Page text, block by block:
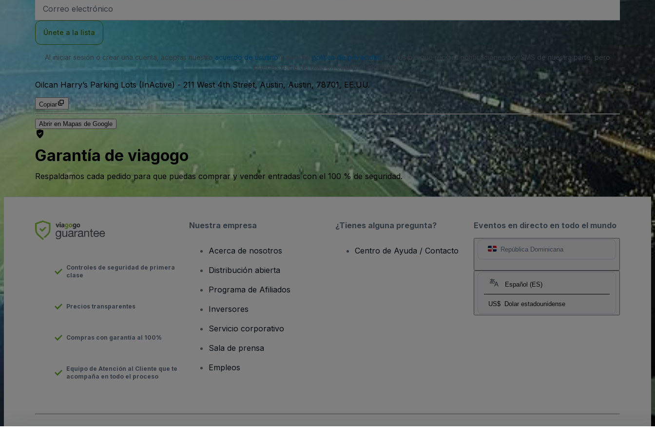
de
Únete a la lista
Al iniciar sesión o crear una cuenta, aceptas nuestro acuerdo de usuario y nuestra política de privacidad . Es posible que recibas notificaciones por SMS de nuestra parte, pero
puedes darte de baja en cualquier momento.
Oilcan Harry’s Parking Lots (InActive) - 211 West 4th Street, Austin, Austin, 78701, EE.UU.
Copiar
Abrir en Mapas de Google
Garantía de viagogo
Respaldamos cada pedido para que puedas comprar y vender entradas con el 100 % de seguridad.
Eventos en directo en todo el mundo
República Dominicana
Español (ES)
US$ Dolar estadounidense
Controles de seguridad de primera
clase
Precios transparentes
Compras con garantía al 100%
Equipo de Atención al Cliente que te
acompaña en todo el proceso
Nuestra empresa
Acerca de nosotros
Distribución abierta
Programa de Afiliados
Inversores
Servicio corporativo
Sala de prensa
Empleos
¿Tienes alguna pregunta?
Centro de Ayuda / Contacto